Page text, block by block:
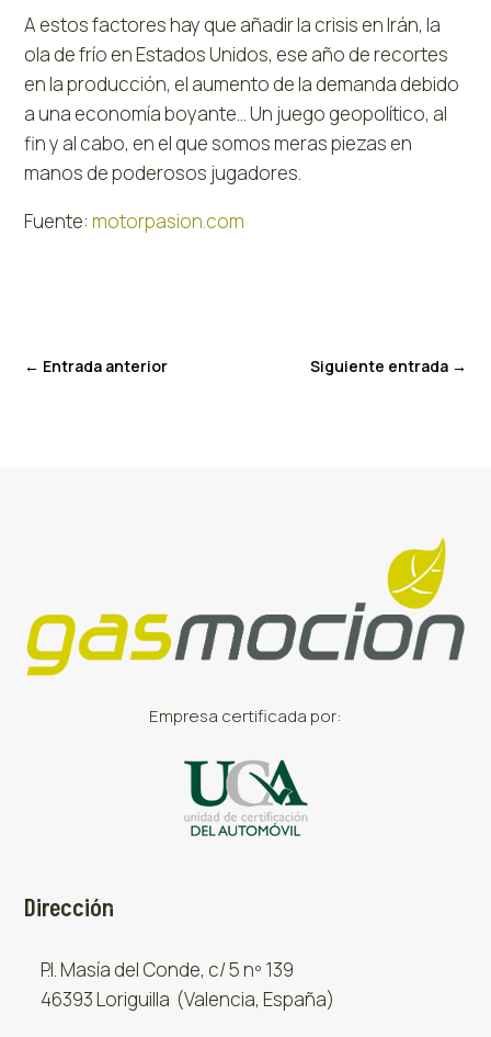
A estos factores hay que añadir la crisis en Irán, la
ola de frío en Estados Unidos, ese año de recortes
en la producción, el aumento de la demanda debido
a una economía boyante… Un juego geopolítico, al
fin y al cabo, en el que somos meras piezas en
manos de poderosos jugadores.
Fuente:motorpasion.com
← Entrada anterior Siguiente entrada→
Empresa certificada por:
Dirección
P.I. Masía del Conde, c/ 5 nº 139
46393 Loriguilla (Valencia, España)